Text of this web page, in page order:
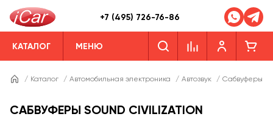
+7 (495) 726-76-86
КАТАЛОГ МЕНЮ
/ Каталог / Автомобильная электроника / Автозвук / Сабвуферы
САБВУФЕРЫ SOUND CIVILIZATION